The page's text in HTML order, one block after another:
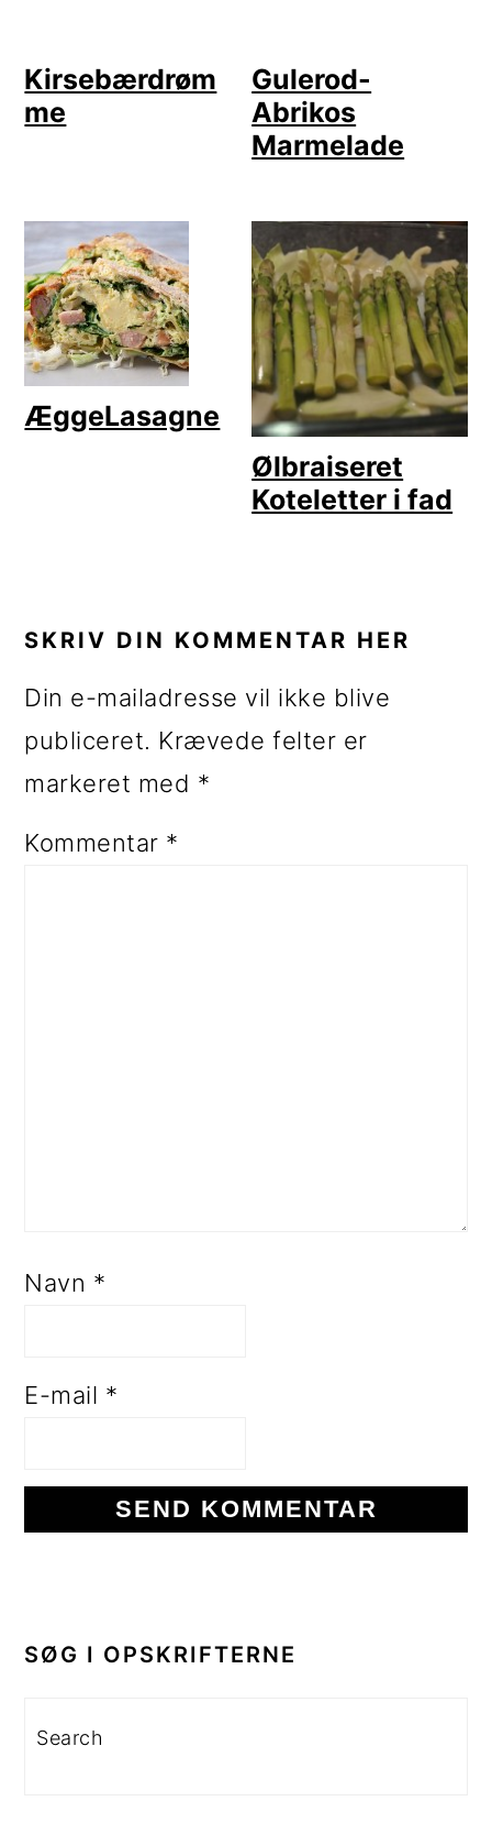
Kirsebærdrøm
me
Gulerod-
Abrikos
Marmelade
ÆggeLasagne
Ølbraiseret
Koteletter i fad
SKRIV DIN KOMMENTAR HER
Din e-mailadresse vil ikke blive
publiceret. Krævede felter er
markeret med *
Kommentar *
Navn *
E-mail *
SIDEBAR
SØG I OPSKRIFTERNE
Search